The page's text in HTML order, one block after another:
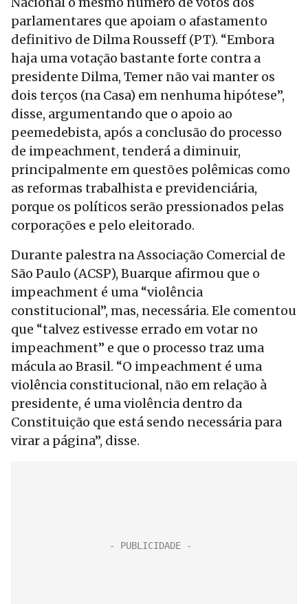
parlamentares que apoiam o afastamento
definitivo de Dilma Rousseff (PT). “Embora
haja uma votação bastante forte contra a
presidente Dilma, Temer não vai manter os
dois terços (na Casa) em nenhuma hipótese”,
disse, argumentando que o apoio ao
peemedebista, após a conclusão do processo
de impeachment, tenderá a diminuir,
principalmente em questões polêmicas como
as reformas trabalhista e previdenciária,
porque os políticos serão pressionados pelas
corporações e pelo eleitorado.
Durante palestra na Associação Comercial de
São Paulo (ACSP), Buarque afirmou que o
impeachment é uma “violência
constitucional”, mas, necessária. Ele comentou
que “talvez estivesse errado em votar no
impeachment” e que o processo traz uma
mácula ao Brasil. “O impeachment é uma
violência constitucional, não em relação à
presidente, é uma violência dentro da
Constituição que está sendo necessária para
virar a página”, disse.